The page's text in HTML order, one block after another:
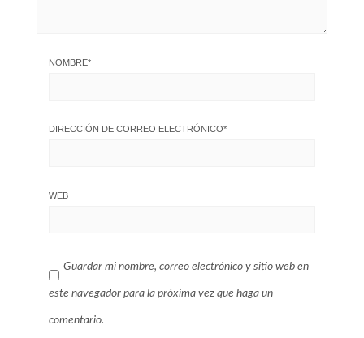
NOMBRE*
DIRECCIÓN DE CORREO ELECTRÓNICO*
WEB
Guardar mi nombre, correo electrónico y sitio web en
este navegador para la próxima vez que haga un
comentario.